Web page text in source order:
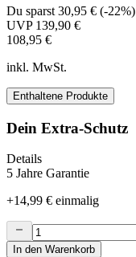
Du sparst 30,95 € (-22%)
UVP 139,90 €
108,95 €
inkl. MwSt.
Enthaltene Produkte
Dein Extra-Schutz
Details
5 Jahre Garantie
+14,99 € einmalig
In den Warenkorb